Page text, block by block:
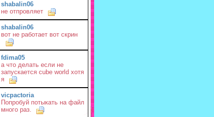
shabalin06
не отпровляет
shabalin06
вот не работает вот скрин
fdima05
а что делать если не
запускается cube world хотя
я
vicpactoria
Попробуй потыкать на файл
много раз.